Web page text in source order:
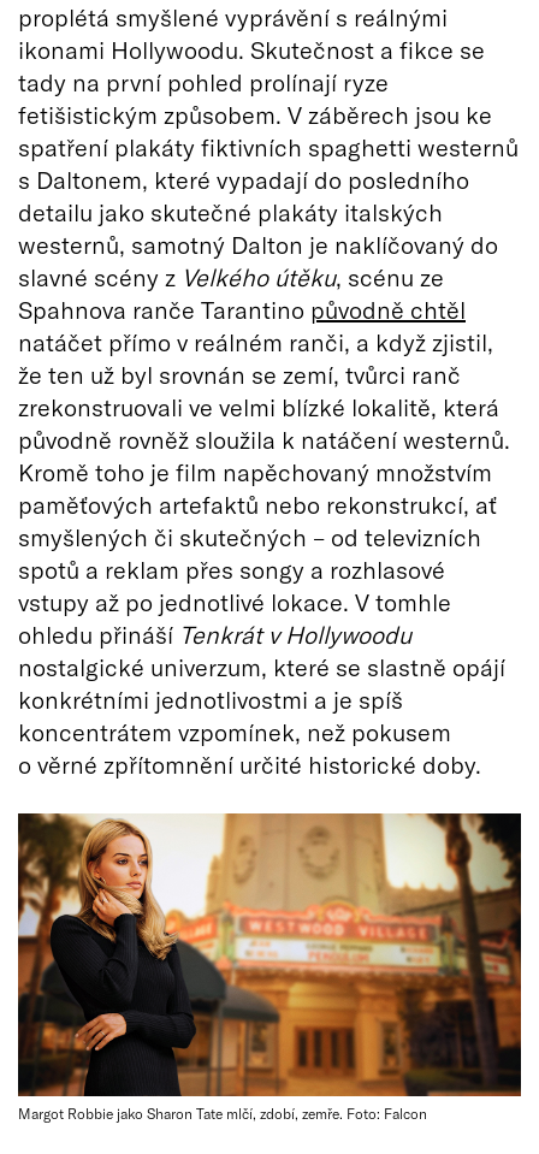
proplétá smyšlené vyprávění s reálnými
ikonami Hollywoodu. Skutečnost a fikce se
tady na první pohled prolínají ryze
fetišistickým způsobem. V záběrech jsou ke
spatření plakáty fiktivních spaghetti westernů
s Daltonem, které vypadají do posledního
detailu jako skutečné plakáty italských
westernů, samotný Dalton je naklíčovaný do
slavné scény z Velkého útěku, scénu ze
Spahnova ranče Tarantino původně chtěl
natáčet přímo v reálném ranči, a když zjistil,
že ten už byl srovnán se zemí, tvůrci ranč
zrekonstruovali ve velmi blízké lokalitě, která
původně rovněž sloužila k natáčení westernů.
Kromě toho je film napěchovaný množstvím
paměťových artefaktů nebo rekonstrukcí, ať
smyšlených či skutečných – od televizních
spotů a reklam přes songy a rozhlasové
vstupy až po jednotlivé lokace. V tomhle
ohledu přináší Tenkrát v Hollywoodu
nostalgické univerzum, které se slastně opájí
konkrétními jednotlivostmi a je spíš
koncentrátem vzpomínek, než pokusem
o věrné zpřítomnění určité historické doby.
Margot Robbie jako Sharon Tate mlčí, zdobí, zemře. Foto: Falcon